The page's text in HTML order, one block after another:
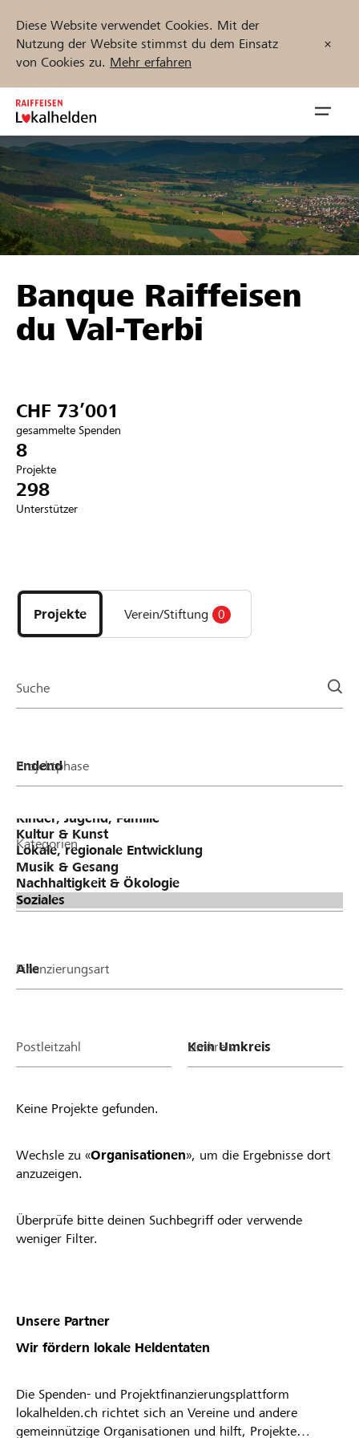
Diese Website verwendet Cookies. Mit der
Nutzung der Website stimmst du dem Einsatz
von Cookies zu. Mehr erfahren
Zum
Inhalt
springen
öffnen
Unterstützen
Hilfe & Support
Anmelden
Projekte und Organisationen finden
Jetzt starten
DE FR IT
Banque Raiffeisen
du Val-Terbi
CHF 73’001
gesammelte Spenden
8
Projekte
298
Unterstützer
Projekte
und
Organisationen
Projekte Verein/Stiftung 0
Suche
Projektphase
Kategorien
Finanzierungsart
Postleitzahl Umkreis
Keine Projekte gefunden.
Wechsle zu «Organisationen», um die Ergebnisse dort
anzuzeigen.
Überprüfe bitte deinen Suchbegriff oder verwende
weniger Filter.
Unsere Partner
Wir fördern lokale Heldentaten
Die Spenden- und Projektfinanzierungsplattform
lokalhelden.ch richtet sich an Vereine und andere
gemeinnützige Organisationen und hilft, Projekte